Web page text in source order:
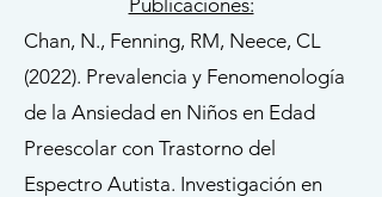
Publicaciones:
Chan, N., Fenning, RM, Neece, CL
(2022). Prevalencia y Fenomenología
de la Ansiedad en Niños en Edad
Preescolar con Trastorno del
Espectro Autista. Investigación en